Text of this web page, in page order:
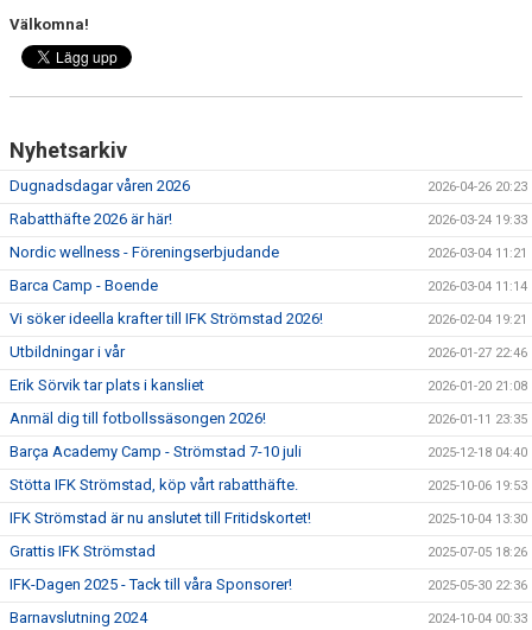
FÖRÄLDRAINFORMATION
SPONSORER & PARTNERS
VÅRA STUGOR OCH TRÄNINGSLÄGER
Välkomna!
Nyhetsarkiv
Dugnadsdagar våren 2026 2026-04-26 20:23
Rabatthäfte 2026 är här! 2026-03-24 19:33
Nordic wellness - Föreningserbjudande 2026-03-04 11:21
Barca Camp - Boende 2026-03-04 11:14
Vi söker ideella krafter till IFK Strömstad 2026! 2026-02-04 19:21
Utbildningar i vår 2026-01-27 22:46
Erik Sörvik tar plats i kansliet 2026-01-20 21:08
Anmäl dig till fotbollssäsongen 2026! 2026-01-11 23:35
Barça Academy Camp - Strömstad 7-10 juli 2025-12-18 04:40
Stötta IFK Strömstad, köp vårt rabatthäfte. 2025-10-06 19:53
IFK Strömstad är nu anslutet till Fritidskortet! 2025-10-04 13:30
Grattis IFK Strömstad 2025-07-05 18:26
IFK-Dagen 2025 - Tack till våra Sponsorer! 2025-05-30 22:36
Barnavslutning 2024 2024-10-04 00:33